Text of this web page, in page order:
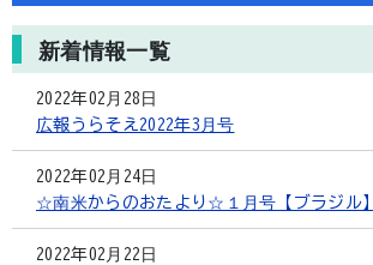
新着情報一覧
2022年02月28日
広報うらそえ2022年3月号
2022年02月24日
☆南米からのおたより☆１月号【ブラジル】
2022年02月22日